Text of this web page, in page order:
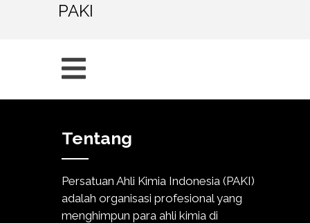
PAKI
Tentang
Persatuan Ahli Kimia Indonesia (PAKI)
adalah organisasi profesional yang
menghimpun para ahli kimia di